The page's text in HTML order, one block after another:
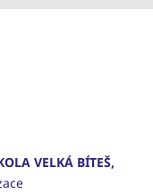
VELKÁ BÍTEŠ,